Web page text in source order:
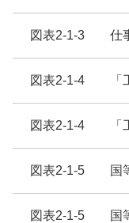
図表2-1-3 仕事
図表2-1-4 「工
図表2-1-4 「工
図表2-1-5 国等
図表2-1-5 国等